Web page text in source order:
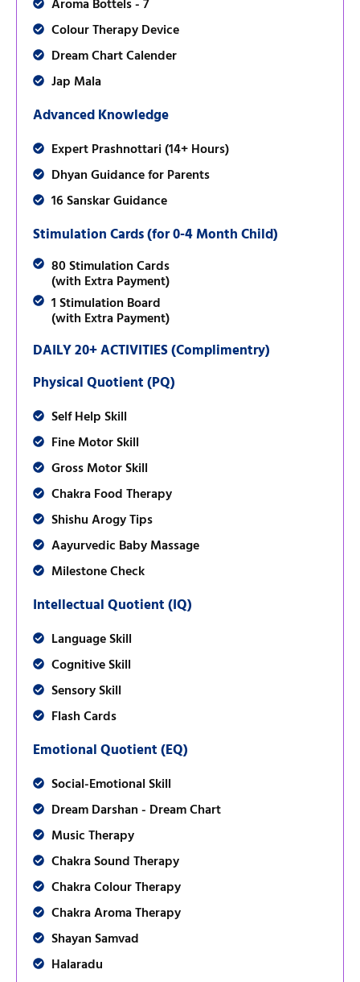
Colour Therapy Device
Dream Chart Calender
Jap Mala
Advanced Knowledge
Expert Prashnottari (14+ Hours)
Dhyan Guidance for Parents
16 Sanskar Guidance
Stimulation Cards (for 0-4 Month Child)
80 Stimulation Cards
(with Extra Payment)
1 Stimulation Board
(with Extra Payment)
DAILY 20+ ACTIVITIES (Complimentry)
Physical Quotient (PQ)
Self Help Skill
Fine Motor Skill
Gross Motor Skill
Chakra Food Therapy
Shishu Arogy Tips
Aayurvedic Baby Massage
Milestone Check
Intellectual Quotient (IQ)
Language Skill
Cognitive Skill
Sensory Skill
Flash Cards
Emotional Quotient (EQ)
Social-Emotional Skill
Dream Darshan - Dream Chart
Music Therapy
Chakra Sound Therapy
Chakra Colour Therapy
Chakra Aroma Therapy
Shayan Samvad
Halaradu